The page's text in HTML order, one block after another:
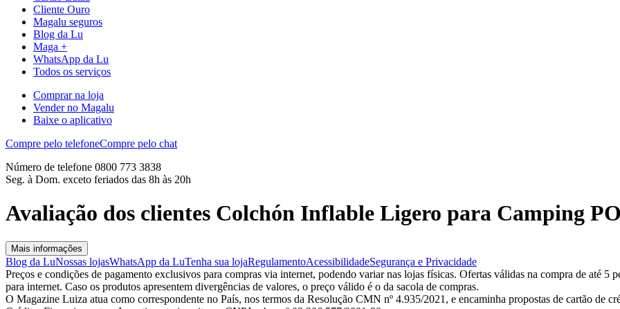
Cliente Ouro
Magalu seguros
Blog da Lu
Maga +
WhatsApp da Lu
Todos os serviços
Comprar na loja
Vender no Magalu
Baixe o aplicativo
Compre pelo telefoneCompre pelo chat
Número de telefone 0800 773 3838
Seg. à Dom. exceto feriados das 8h às 20h
Avaliação dos clientes Colchón Inflable Ligero para Camping
Mais informações
Blog da LuNossas lojasWhatsApp da LuTenha sua lojaRegulamentoAcessibilidadeSegurança e Privacidade
Preços e condições de pagamento exclusivos para compras via internet, podendo variar nas lojas físicas. Ofertas válidas na compra de até 5
para internet. Caso os produtos apresentem divergências de valores, o preço válido é o da sacola de compras.
O Magazine Luiza atua como correspondente no País, nos termos da Resolução CMN nº 4.935/2021, e encaminha propostas de cartão de